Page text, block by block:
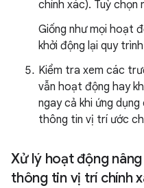
chính xác). Tuỳ chọn
Giống như mọi hoạt
khởi động lại quy
Kiểm tra xem các
vẫn hoạt động hay
ngay cả khi ứng
thông tin vị trí ước
Xử lý hoạt động
thông tin vị trí chính